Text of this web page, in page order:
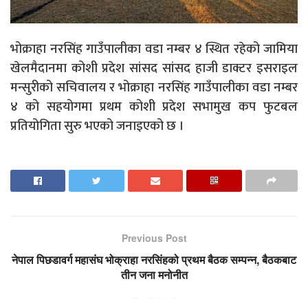
भोक्राहा नरसिंह गाउँपालीका वडा नम्बर ४ स्थित रहेको जामिया
खेलमैदानमा कोशी प्रदेश सांसद सांसद हाजी डाक्टर इसराइल
मन्सुरीको सचिवालय र भोक्राहा नरसिंह गाउँपालीका वडा नम्बर
४ को सहयोगमा प्रथम कोशी प्रदेश सभामुख कप फुटबल
प्रतियोगिता सुरु भएको जनाइएको छ ।
Previous Post
नेपाल पिछडावर्ग महासंघ भोक्राहा नरसिंहको प्रथम बैठक सम्पन्न, बैठकबाट
तीन जना मनोनीत